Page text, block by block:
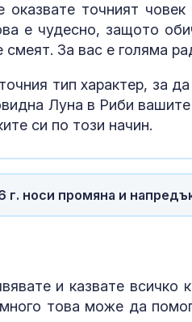
оказвате точният
е чудесно, защото
За вас е голяма
тип характер, за
Луна в Риби
си по този начин.
г. носи промяна и
и казвате всичко
това може да